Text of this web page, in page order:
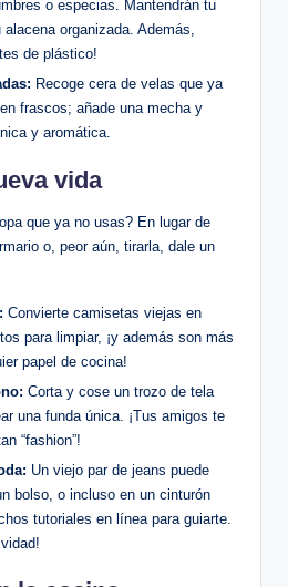
o especias. Mantendrán tu
organizada. Además,
de plástico!
Recoge cera de velas que ya
frascos; añade una mecha y
y aromática.
vida
que ya no usas? En lugar de
o, peor aún, tirarla, dale un
Convierte camisetas viejas en
para limpiar, ¡y además son más
papel de cocina!
Corta y cose un trozo de tela
una funda única. ¡Tus amigos te
“fashion”!
Un viejo par de jeans puede
bolso, o incluso en un cinturón
tutoriales en línea para guiarte.